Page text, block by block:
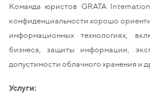
Команда юристов GRATA
конфиденциальности хорошо
информационных технологиях,
бизнеса, защиты информации,
допустимости облачного хранения и
Услуги: